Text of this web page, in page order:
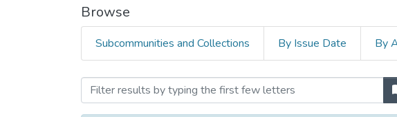
Browse
Subcommunities and Collections By Issue Date By
Browsing Сучасні дослідження